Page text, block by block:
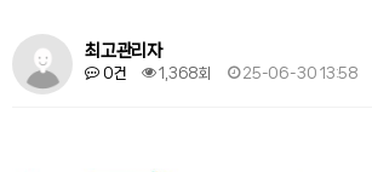
최고관리자
0건 1,368회 25-06-30 13:58